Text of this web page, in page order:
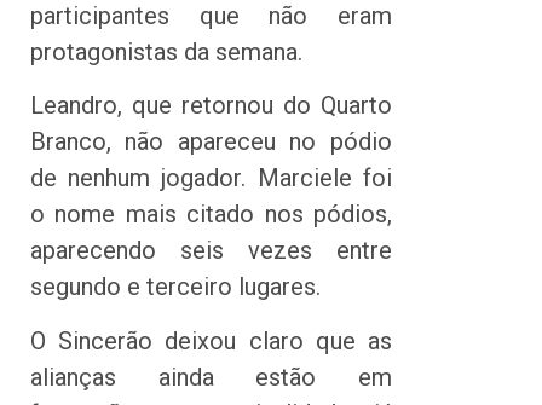
participantes que não eram
protagonistas da semana.
Leandro, que retornou do Quarto
Branco, não apareceu no pódio
de nenhum jogador. Marciele foi
o nome mais citado nos pódios,
aparecendo seis vezes entre
segundo e terceiro lugares.
O Sincerão deixou claro que as
alianças ainda estão em